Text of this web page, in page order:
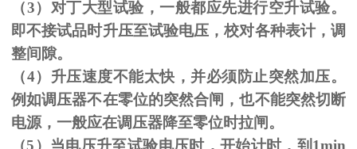
（3）对丁大型试验，一般都应先进行空升试验。
即不接试品时升压至试验电压，校对各种表计，调
整间隙。
（4）升压速度不能太快，并必须防止突然加压。
例如调压器不在零位的突然合闸，也不能突然切断
电源，一般应在调压器降至零位时拉闸。
（5 ）当电压升至试验电压时，开始计时，到 1min